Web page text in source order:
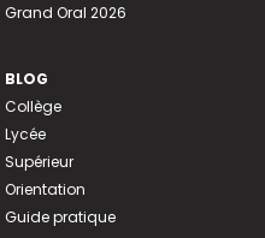
Grand Oral 2026
BLOG
Collège
Lycée
Supérieur
Orientation
Guide pratique